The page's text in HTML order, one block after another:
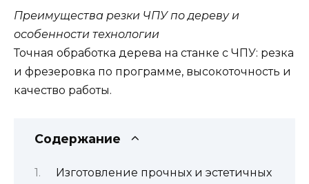
Преимущества резки ЧПУ по дереву и
особенности технологии
Точная обработка дерева на станке с ЧПУ: резка
и фрезеровка по программе, высокоточность и
качество работы.
Содержание
Изготовление прочных и эстетичных